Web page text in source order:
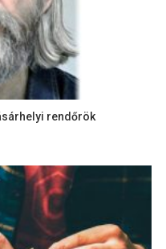
rendőrök